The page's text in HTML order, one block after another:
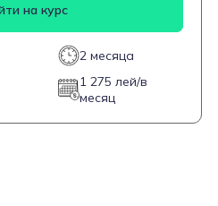
Курс разработан
Group и
1С, что подтверждает его
стандартам.
на курс
2 месяца
1 275 лей/в
месяц